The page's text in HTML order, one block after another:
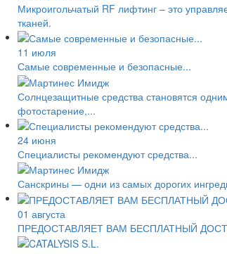
Микроигольчатый RF лифтинг – это
тканей.
11 июля
Самые современные и безопасные...
Солнцезащитные средства становятся
фотостарение,...
24 июня
Специалисты рекомендуют средства...
Санскрины — одни из самых дорогих
01 августа
ПРЕДОСТАВЛЯЕТ ВАМ БЕСПЛАТНЫЙ